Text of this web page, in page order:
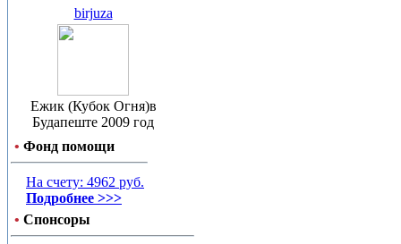
birjuza
Ежик (Кубок Огня)в
Будапеште 2009 год
• Фонд помощи
На счету: 4962 руб.
Подробнее >>>
• Спонсоры